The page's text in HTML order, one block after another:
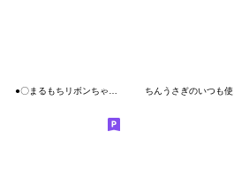
●〇まるもちリボンちゃん絵文字2〇●